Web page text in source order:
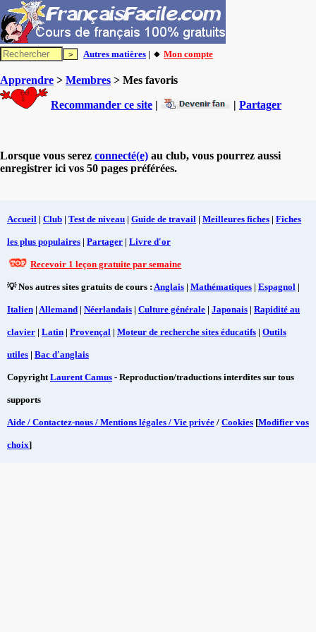
Autres matières | 🔸 Mon compte
Apprendre > Membres > Mes favoris
Recommander ce site | | Partager
Lorsque vous serez connecté(e) au club, vous pourrez aussi
enregistrer ici vos 50 pages préférées.
Accueil | Club | Test de niveau | Guide de travail | Meilleures fiches | Fiches
les plus populaires | Partager | Livre d'or
Recevoir 1 leçon gratuite par semaine
💡 Nos autres sites gratuits de cours : Anglais | Mathématiques | Espagnol |
Italien | Allemand | Néerlandais | Culture générale | Japonais | Rapidité au
clavier | Latin | Provençal | Moteur de recherche sites éducatifs | Outils
utiles | Bac d'anglais
CopyrightLaurent Camus - Reproduction/traductions interdites sur tous
supports
Aide / Contactez-nous / Mentions légales / Vie privée / Cookies [Modifier vos
choix]